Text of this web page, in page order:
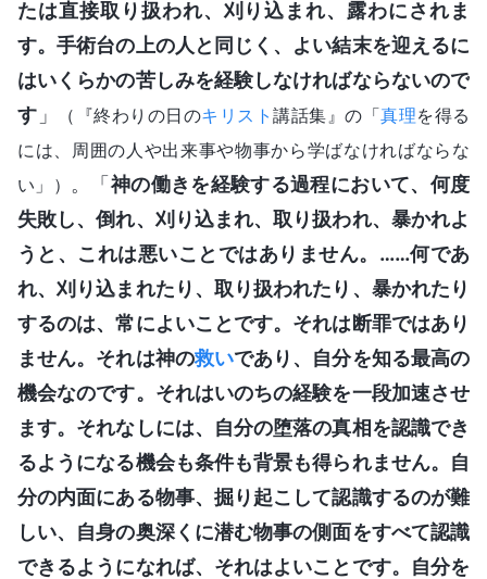
たは直接取り扱われ、刈り込まれ、露わにされま
す。手術台の上の人と同じく、よい結末を迎えるに
はいくらかの苦しみを経験しなければならないので
す 」 （『終わりの日のキリスト 講話集』の「真理を得る
には、周囲の人や出来事や物事から学ばなければならな
い」） 。「神の働きを経験する過程において、何度
失敗し、倒れ、刈り込まれ、取り扱われ、暴かれよ
うと、これは悪いことではありません。……何であ
れ、刈り込まれたり、取り扱われたり、暴かれたり
するのは、常によいことです。それは断罪ではあり
ません。それは神の救いであり、自分を知る最高の
機会なのです。それはいのちの経験を一段加速させ
ます。それなしには、自分の堕落の真相を認識でき
るようになる機会も条件も背景も得られません。自
分の内面にある物事、掘り起こして認識するのが難
しい、自身の奥深くに潜む物事の側面をすべて認識
できるようになれば、それはよいことです。自分を